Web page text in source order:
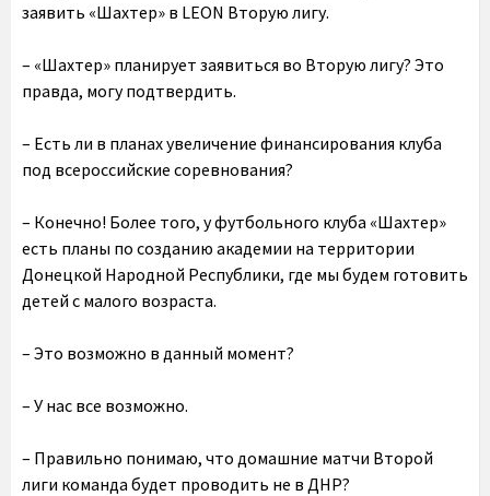
заявить «Шахтер» в LEON Вторую лигу.
– «Шахтер» планирует заявиться во Вторую лигу? Это
правда, могу подтвердить.
– Есть ли в планах увеличение финансирования клуба
под всероссийские соревнования?
– Конечно! Более того, у футбольного клуба «Шахтер»
есть планы по созданию академии на территории
Донецкой Народной Республики, где мы будем готовить
детей с малого возраста.
– Это возможно в данный момент?
– У нас все возможно.
– Правильно понимаю, что домашние матчи Второй
лиги команда будет проводить не в ДНР?